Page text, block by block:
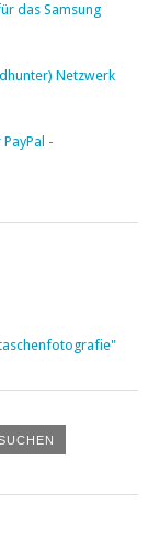
das Samsung
Netzwerk
-